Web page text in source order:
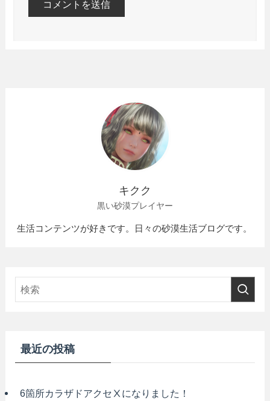
キクク
黒い砂漠プレイヤー
生活コンテンツが好きです。日々の砂漠生活ブログです。
最近の投稿
6箇所カラザドアクセⅩになりました！